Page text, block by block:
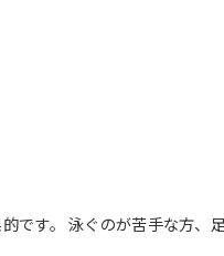
です。 泳ぐのが苦手な方、